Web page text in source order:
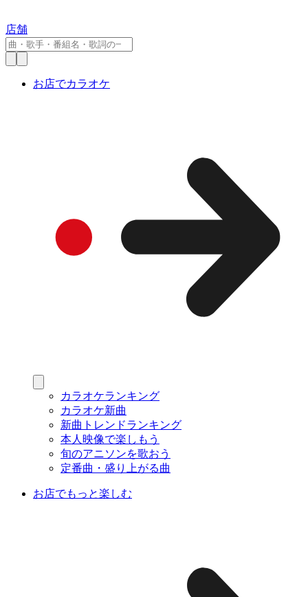
店舗
お店でカラオケ
カラオケランキング
カラオケ新曲
新曲トレンドランキング
本人映像で楽しもう
旬のアニソンを歌おう
定番曲・盛り上がる曲
お店でもっと楽しむ